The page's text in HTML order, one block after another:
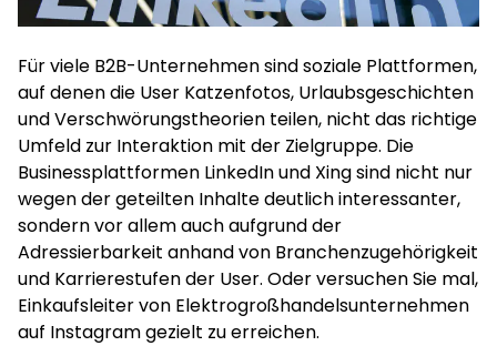
Für viele B2B-Unternehmen sind soziale Plattformen,
auf denen die User Katzenfotos, Urlaubsgeschichten
und Verschwörungstheorien teilen, nicht das richtige
Umfeld zur Interaktion mit der Zielgruppe. Die
Businessplattformen LinkedIn und Xing sind nicht nur
wegen der geteilten Inhalte deutlich interessanter,
sondern vor allem auch aufgrund der
Adressierbarkeit anhand von Branchenzugehörigkeit
und Karrierestufen der User. Oder versuchen Sie mal,
Einkaufsleiter von Elektrogroßhandelsunternehmen
auf Instagram gezielt zu erreichen.